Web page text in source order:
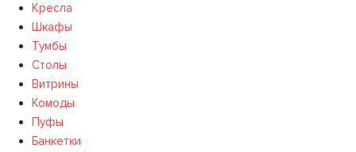
Кресла
Шкафы
Тумбы
Столы
Витрины
Комоды
Пуфы
Банкетки